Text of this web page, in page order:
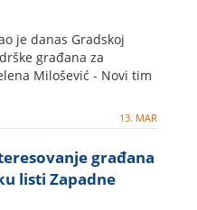
je danas Gradskoj
građana za
Milošević - Novi tim
13. MAR
građana
listi Zapadne